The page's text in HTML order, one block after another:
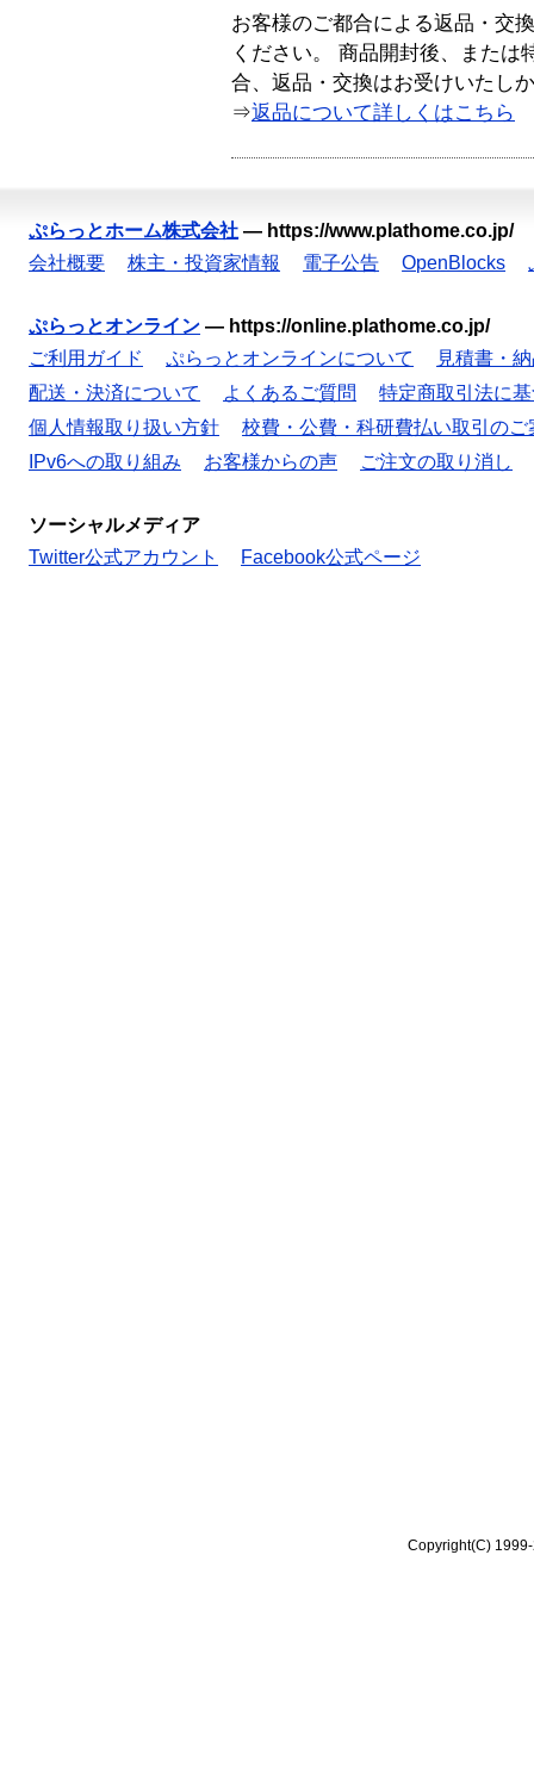
お客様のご都合による返品・交
ください。 商品開封後、または
合、返品・交換はお受けいたし
⇒返品について詳しくはこちら
ぷらっとホーム株式会社 — https://www.plathome.co.jp/
会社概要
株主・投資家情報 電子公告 OpenBlocks
ぷらっとオンライン — https://online.plathome.co.jp/
ご利用ガイド
ぷらっとオンラインについて
見積書・
配送・決済について
よくあるご質問
特定商取引法に
個人情報取り扱い方針
校費・公費・科研費払い取引のご
IPv6への取り組み
お客様からの声 ご注文の取り消し
ソーシャルメディア
Twitter公式アカウント
Facebook公式ページ
Copyright(C)